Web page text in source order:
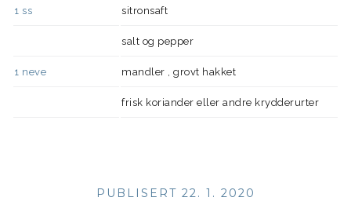
1 ss sitronsaft
salt og pepper
1 neve mandler , grovt hakket
frisk koriander eller andre krydderurter
PUBLISERT 22. 1. 2020